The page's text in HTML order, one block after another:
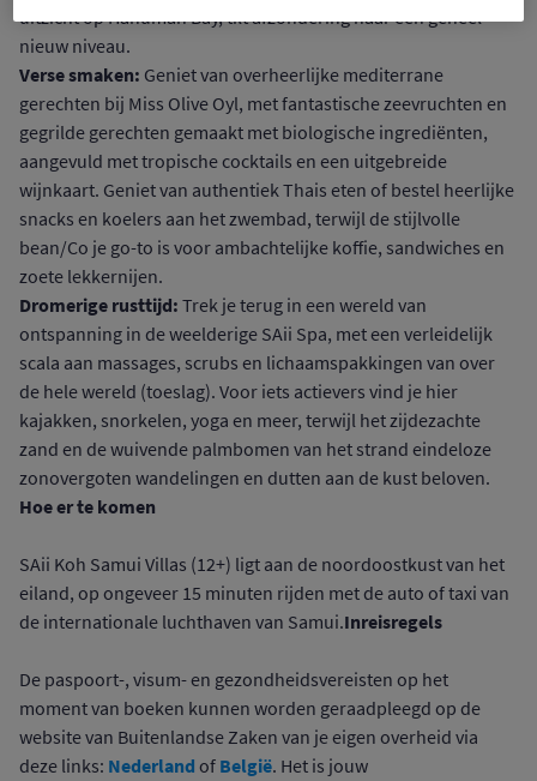
uitzicht op Hanuman Bay, tilt afzondering naar een geheel
nieuw niveau.
Verse smaken: Geniet van overheerlijke mediterrane
gerechten bij Miss Olive Oyl, met fantastische zeevruchten en
gegrilde gerechten gemaakt met biologische ingrediënten,
aangevuld met tropische cocktails en een uitgebreide
wijnkaart. Geniet van authentiek Thais eten of bestel heerlijke
snacks en koelers aan het zwembad, terwijl de stijlvolle
bean/Co je go-to is voor ambachtelijke koffie, sandwiches en
zoete lekkernijen.
Dromerige rusttijd: Trek je terug in een wereld van
ontspanning in de weelderige SAii Spa, met een verleidelijk
scala aan massages, scrubs en lichaamspakkingen van over
de hele wereld (toeslag). Voor iets actievers vind je hier
kajakken, snorkelen, yoga en meer, terwijl het zijdezachte
zand en de wuivende palmbomen van het strand eindeloze
zonovergoten wandelingen en dutten aan de kust beloven.
Hoe er te komen
SAii Koh Samui Villas (12+) ligt aan de noordoostkust van het
eiland, op ongeveer 15 minuten rijden met de auto of taxi van
de internationale luchthaven van Samui.Inreisregels
De paspoort-, visum- en gezondheidsvereisten op het
moment van boeken kunnen worden geraadpleegd op de
website van Buitenlandse Zaken van je eigen overheid via
deze links: Nederland of België. Het is jouw